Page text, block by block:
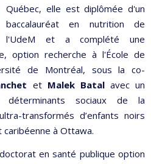
Québec, elle est diplômée d'un
baccalauréat en nutrition de
l'UdeM et a complété une
option recherche à l'École de
de Montréal, sous la co-
et Malek Batalavec un
sociaux de la
transformés d’enfants noirs
caribéenne à Ottawa.
en santé publique option